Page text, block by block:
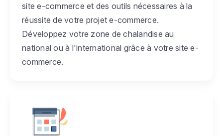
site e-commerce et des outils nécessaires à la
réussite de votre projet e-commerce.
Développez votre zone de chalandise au
national ou à l'international grâce à votre site e-
commerce.